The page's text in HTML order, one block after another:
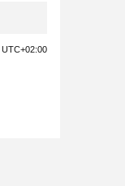
UTC+02:00